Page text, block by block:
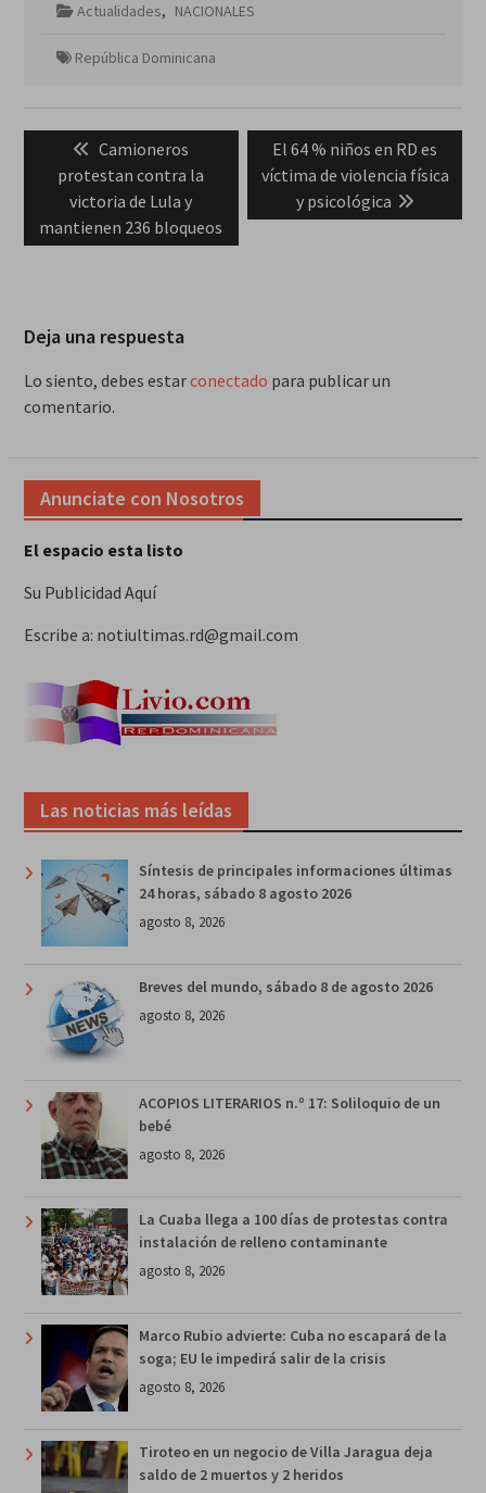
Actualidades, NACIONALES
República Dominicana
Navegación
entradas
Previous
post:
Camioneros
protestan contra la
victoria de Lula y
mantienen 236 bloqueos
Next
post:
El 64 % niños en RD es
víctima de violencia física
y psicológica
Deja una respuesta
Lo siento, debes estarconectado para publicar un
comentario.
Anunciate con Nosotros
El espacio esta listo
Su Publicidad Aquí
Escribe a: notiultimas.rd@gmail.com
Las noticias más leídas
Síntesis de principales informaciones últimas
24 horas, sábado 8 agosto 2026
agosto 8, 2026
Breves del mundo, sábado 8 de agosto 2026
agosto 8, 2026
ACOPIOS LITERARIOS n.º 17: Soliloquio de un
bebé
agosto 8, 2026
La Cuaba llega a 100 días de protestas contra
instalación de relleno contaminante
agosto 8, 2026
Marco Rubio advierte: Cuba no escapará de la
soga; EU le impedirá salir de la crisis
agosto 8, 2026
Tiroteo en un negocio de Villa Jaragua deja
saldo de 2 muertos y 2 heridos